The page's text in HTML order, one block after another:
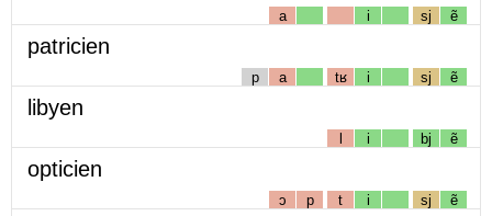
a i sj ẽ
patricien
p a tʁ i sj ẽ
libyen
l i bj ẽ
opticien
ɔ p t i sj ẽ